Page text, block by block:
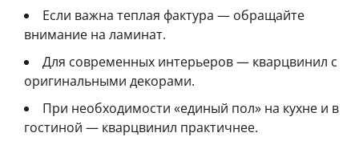
Если важна теплая фактура — обращайте
внимание на ламинат.
Для современных интерьеров — кварцвинил с
оригинальными декорами.
При необходимости «единый пол» на кухне и в
гостиной — кварцвинил практичнее.